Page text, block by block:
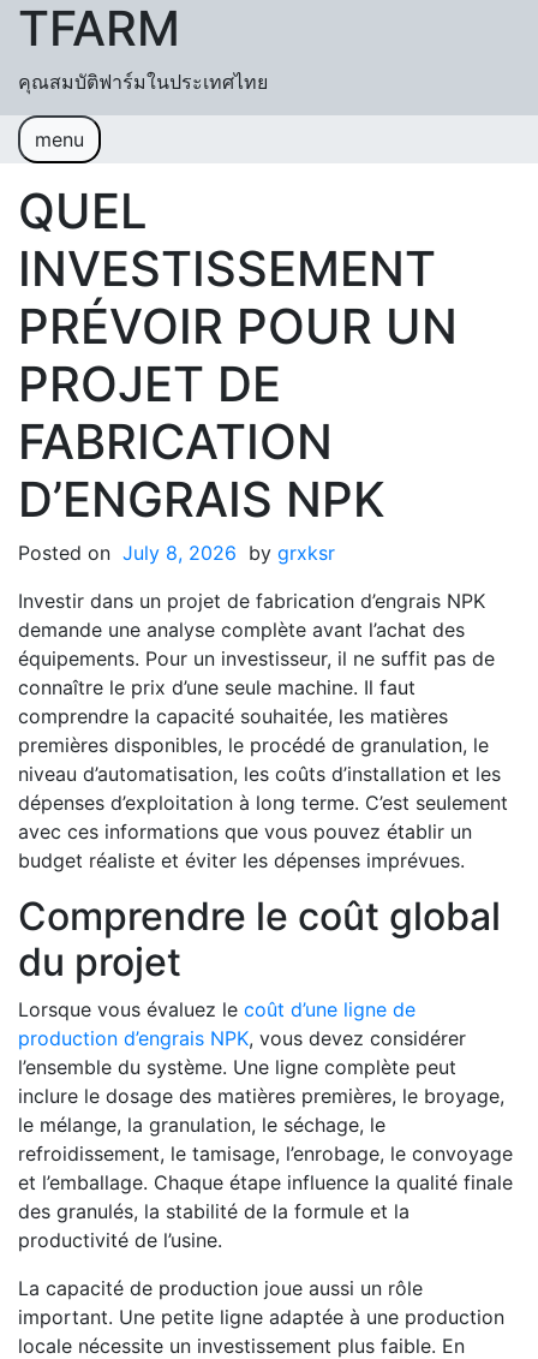
Skip to content
TFARM
คุณสมบัติฟาร์มในประเทศไทย
menu
หน้าแรก
เข้าสู่ระบบ
QUEL
INVESTISSEMENT
PRÉVOIR POUR UN
PROJET DE
FABRICATION
D’ENGRAIS NPK
Posted on July 8, 2026 by grxksr
Investir dans un projet de fabrication d’engrais NPK
demande une analyse complète avant l’achat des
équipements. Pour un investisseur, il ne suffit pas de
connaître le prix d’une seule machine. Il faut
comprendre la capacité souhaitée, les matières
premières disponibles, le procédé de granulation, le
niveau d’automatisation, les coûts d’installation et les
dépenses d’exploitation à long terme. C’est seulement
avec ces informations que vous pouvez établir un
budget réaliste et éviter les dépenses imprévues.
Comprendre le coût global
du projet
Lorsque vous évaluez le coût d’une ligne de
production d’engrais NPK, vous devez considérer
l’ensemble du système. Une ligne complète peut
inclure le dosage des matières premières, le broyage,
le mélange, la granulation, le séchage, le
refroidissement, le tamisage, l’enrobage, le convoyage
et l’emballage. Chaque étape influence la qualité finale
des granulés, la stabilité de la formule et la
productivité de l’usine.
La capacité de production joue aussi un rôle
important. Une petite ligne adaptée à une production
locale nécessite un investissement plus faible. En